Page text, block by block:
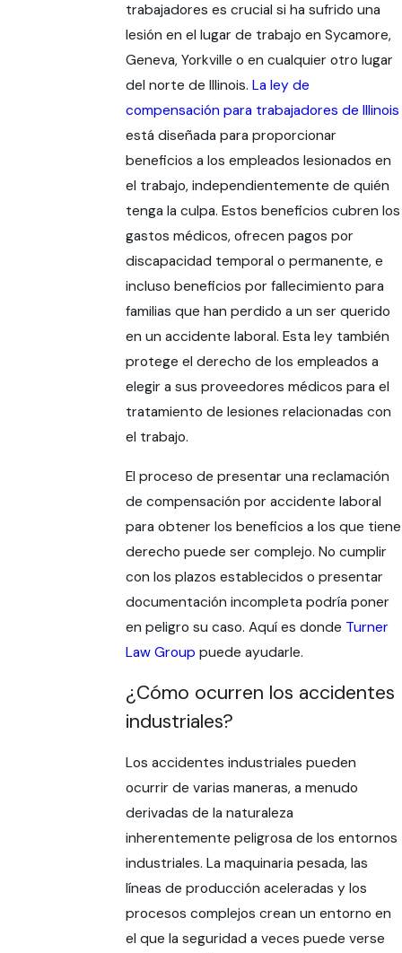
trabajadores es crucial si ha sufrido una
lesión en el lugar de trabajo en Sycamore,
Geneva, Yorkville o en cualquier otro lugar
del norte de Illinois.La ley de
compensación para trabajadores de Illinois
está diseñada para proporcionar
beneficios a los empleados lesionados en
el trabajo, independientemente de quién
tenga la culpa. Estos beneficios cubren los
gastos médicos, ofrecen pagos por
discapacidad temporal o permanente, e
incluso beneficios por fallecimiento para
familias que han perdido a un ser querido
en un accidente laboral. Esta ley también
protege el derecho de los empleados a
elegir a sus proveedores médicos para el
tratamiento de lesiones relacionadas con
el trabajo.
El proceso de presentar una reclamación
de compensación por accidente laboral
para obtener los beneficios a los que tiene
derecho puede ser complejo. No cumplir
con los plazos establecidos o presentar
documentación incompleta podría poner
en peligro su caso. Aquí es donde Turner
Law Group puede ayudarle.
¿Cómo ocurren los accidentes
industriales?
Los accidentes industriales pueden
ocurrir de varias maneras, a menudo
derivadas de la naturaleza
inherentemente peligrosa de los entornos
industriales. La maquinaria pesada, las
líneas de producción aceleradas y los
procesos complejos crean un entorno en
el que la seguridad a veces puede verse